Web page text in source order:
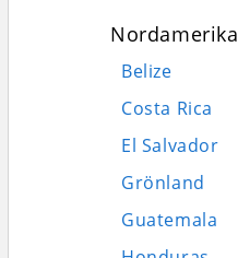
Nordamerika
Belize
Costa Rica
El Salvador
Grönland
Guatemala